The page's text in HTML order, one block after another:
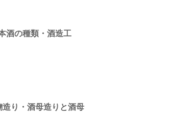
酒の種類・酒造工
り・酒母造りと酒母